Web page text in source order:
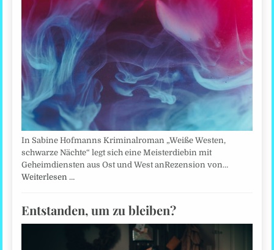
In Sabine Hofmanns Kriminalroman „Weiße Westen,
schwarze Nächte“ legt sich eine Meisterdiebin mit
Geheimdiensten aus Ost und West anRezension von…
Weiterlesen …
Entstanden, um zu bleiben?